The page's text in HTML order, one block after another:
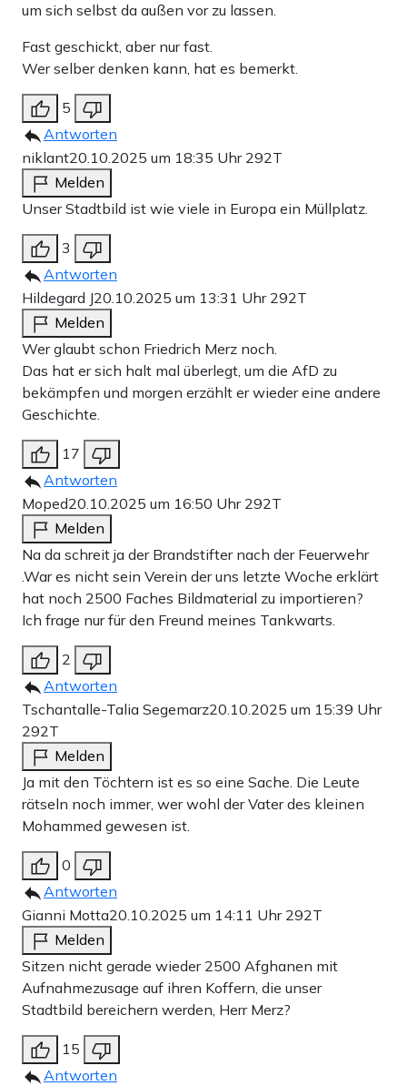
um sich selbst da außen vor zu lassen.
Fast geschickt, aber nur fast.
Wer selber denken kann, hat es bemerkt.
5
Antworten
niklant20.10.2025 um 18:35 Uhr 292T
Melden
Unser Stadtbild ist wie viele in Europa ein Müllplatz.
3
Antworten
Hildegard J20.10.2025 um 13:31 Uhr 292T
Melden
Wer glaubt schon Friedrich Merz noch.
Das hat er sich halt mal überlegt, um die AfD zu
bekämpfen und morgen erzählt er wieder eine andere
Geschichte.
17
Antworten
Moped20.10.2025 um 16:50 Uhr 292T
Melden
Na da schreit ja der Brandstifter nach der Feuerwehr
.War es nicht sein Verein der uns letzte Woche erklärt
hat noch 2500 Faches Bildmaterial zu importieren?
Ich frage nur für den Freund meines Tankwarts.
2
Antworten
Tschantalle-Talia Segemarz20.10.2025 um 15:39 Uhr
292T
Melden
Ja mit den Töchtern ist es so eine Sache. Die Leute
rätseln noch immer, wer wohl der Vater des kleinen
Mohammed gewesen ist.
0
Antworten
Gianni Motta20.10.2025 um 14:11 Uhr 292T
Melden
Sitzen nicht gerade wieder 2500 Afghanen mit
Aufnahmezusage auf ihren Koffern, die unser
Stadtbild bereichern werden, Herr Merz?
15
Antworten